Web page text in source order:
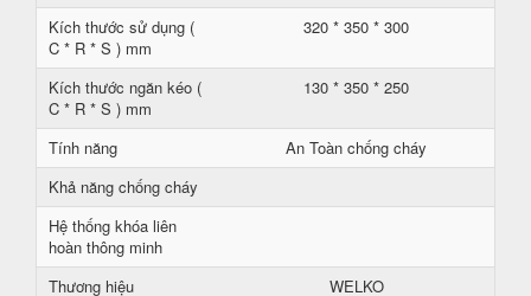
Kích thước sử dụng (
C * R * S ) mm
320 * 350 * 300
Kích thước ngăn kéo (
C * R * S ) mm
130 * 350 * 250
Tính năng
An Toàn chống cháy
Khả năng chống cháy
Hệ thống khóa liên
hoàn thông minh
Thương hiệu
WELKO